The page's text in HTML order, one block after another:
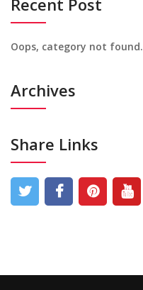
Recent Post
Oops, category not found.
Archives
Share Links